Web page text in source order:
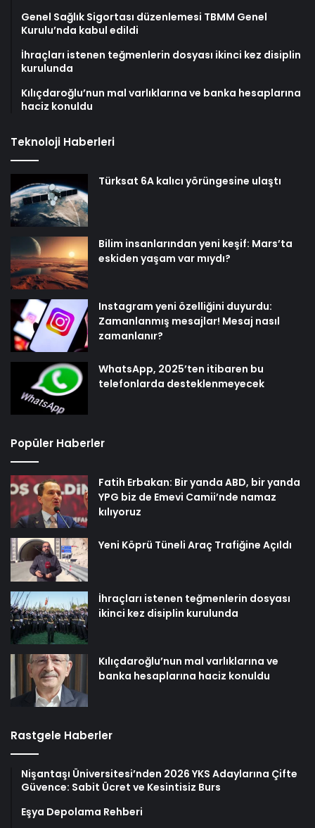
Genel Sağlık Sigortası düzenlemesi TBMM Genel
Kurulu’nda kabul edildi
İhraçları istenen teğmenlerin dosyası ikinci kez disiplin
kurulunda
Kılıçdaroğlu’nun mal varlıklarına ve banka hesaplarına
haciz konuldu
Teknoloji Haberleri
Türksat 6A kalıcı yörüngesine ulaştı
Bilim insanlarından yeni keşif: Mars’ta
eskiden yaşam var mıydı?
Instagram yeni özelliğini duyurdu:
Zamanlanmış mesajlar! Mesaj nasıl
zamanlanır?
WhatsApp, 2025’ten itibaren bu
telefonlarda desteklenmeyecek
Popüler Haberler
Fatih Erbakan: Bir yanda ABD, bir yanda
YPG biz de Emevi Camii’nde namaz
kılıyoruz
Yeni Köprü Tüneli Araç Trafiğine Açıldı
İhraçları istenen teğmenlerin dosyası
ikinci kez disiplin kurulunda
Kılıçdaroğlu’nun mal varlıklarına ve
banka hesaplarına haciz konuldu
Rastgele Haberler
Nişantaşı Üniversitesi’nden 2026 YKS Adaylarına Çifte
Güvence: Sabit Ücret ve Kesintisiz Burs
Eşya Depolama Rehberi